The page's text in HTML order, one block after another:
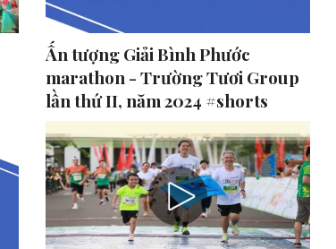
Ấn tượng Giải Bình Phước
marathon - Trường Tươi Group
lần thứ II, năm 2024 #shorts